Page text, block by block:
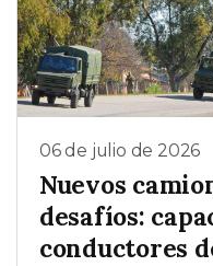
06 de julio de 2026
Nuevos
desafíos:
conductores